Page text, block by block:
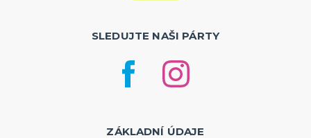
SLEDUJTE NAŠI PÁRTY
ZÁKLADNÍ ÚDAJE